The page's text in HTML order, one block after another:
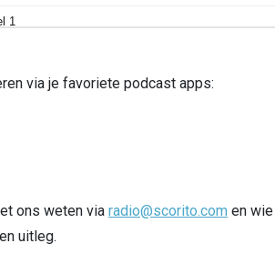
via je favoriete podcast apps:
ons weten via radio@scorito.com en
uitleg.